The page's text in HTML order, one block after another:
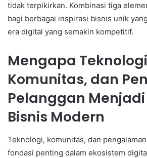
tidak terpikirkan. Kombinasi tiga
bagi berbagai inspirasi bisnis unik
era digital yang semakin kompetitif.
Mengapa
Komunitas, dan
Pelanggan
Bisnis Modern
Teknologi, komunitas, dan
fondasi penting dalam ekosistem